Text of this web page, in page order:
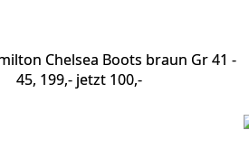
Chelsea Boots braun Gr 41 -
45, 199,- jetzt 100,-